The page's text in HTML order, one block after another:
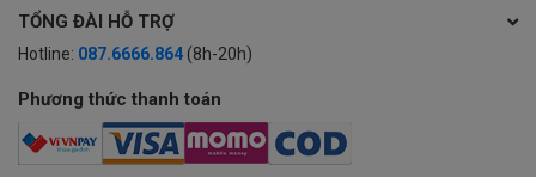
TỔNG ĐÀI HỖ TRỢ
Hotline: 087.6666.864 (8h-20h)
Phương thức thanh toán